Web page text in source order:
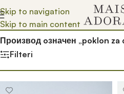
Skip to navigation
Skip to main content
Почетна/Prodavnica/
Производ oзначен „poklon za
Filteri